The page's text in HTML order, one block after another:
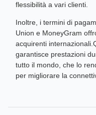
flessibilità a vari clienti.
Inoltre, i termini di
Union e MoneyGram
acquirenti
garantisce prestazioni
tutto il mondo, che lo
per migliorare la